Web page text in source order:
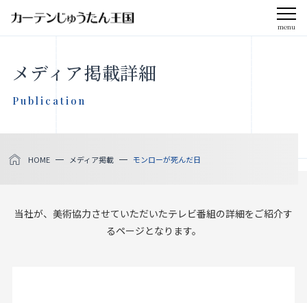
menu
会社案内
お知らせ
採用情報
メディア掲載詳細
Publication
HOME メディア掲載 モンローが死んだ日
当社が、美術協力させていただいたテレビ番組の詳細をご紹介す
るページとなります。